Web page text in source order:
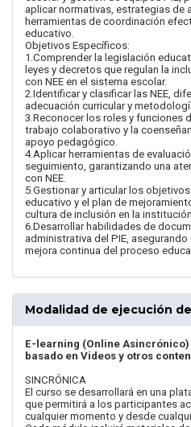
aplicar normativas, estrategias de
herramientas de coordinación
educativo.
Objetivos Específicos:
1.Comprender la legislación
leyes y decretos que regulan la
con NEE en el sistema escolar.
2.Identificar y clasificar las NEE,
adecuación curricular y
3.Reconocer los roles y funciones
trabajo colaborativo y la
apoyo pedagógico.
4.Aplicar herramientas de
seguimiento, garantizando una
con NEE.
5.Gestionar y articular los
educativo y el plan de
cultura de inclusión en la institución.
6.Desarrollar habilidades de
administrativa del PIE,
mejora continua del proceso
Modalidad de ejecución
E-learning (Online
basado en Videos y otros
SINCRÓNICA
El curso se desarrollará en una
que permitirá a los participantes
cualquier momento y desde